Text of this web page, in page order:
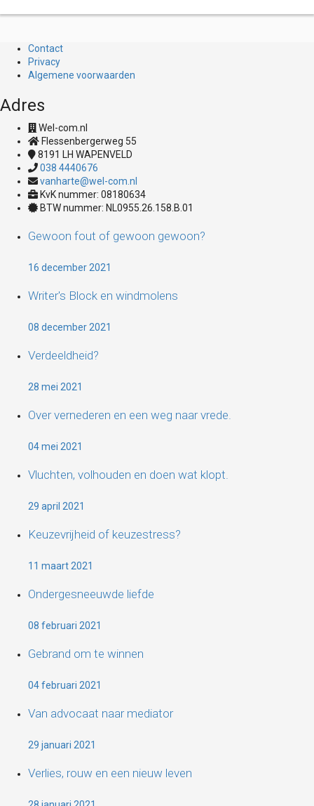
Contact
Privacy
Algemene voorwaarden
Adres
Wel-com.nl
Flessenbergerweg 55
8191 LH WAPENVELD
038 4440676
vanharte@wel-com.nl
KvK nummer: 08180634
BTW nummer: NL0955.26.158.B.01
Gewoon fout of gewoon gewoon?
16 december 2021
Writer's Block en windmolens
08 december 2021
Verdeeldheid?
28 mei 2021
Over vernederen en een weg naar vrede.
04 mei 2021
Vluchten, volhouden en doen wat klopt.
29 april 2021
Keuzevrijheid of keuzestress?
11 maart 2021
Ondergesneeuwde liefde
08 februari 2021
Gebrand om te winnen
04 februari 2021
Van advocaat naar mediator
29 januari 2021
Verlies, rouw en een nieuw leven